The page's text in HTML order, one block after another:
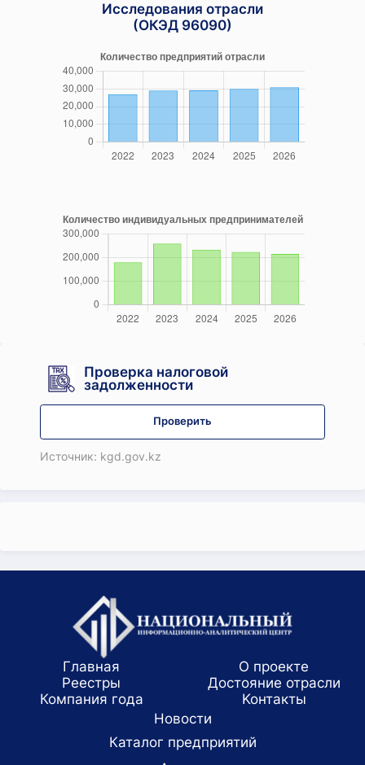
Исследования отрасли
(ОКЭД 96090)
Проверка налоговой
задолженности
Проверить
Источник: kgd.gov.kz
Главная
О проекте
Реестры
Достояние отрасли
Компания года
Koнтaкты
Новости
Каталог предприятий